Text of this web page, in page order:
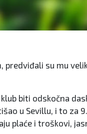
predviđali su mu
biti odskočna
u Sevillu, i to za
plaće i troškovi,